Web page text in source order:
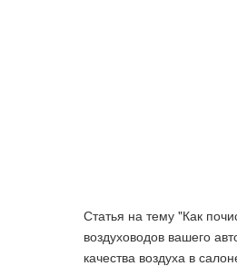
Статья на тему "Как
воздуховодов вашего
качества воздуха в